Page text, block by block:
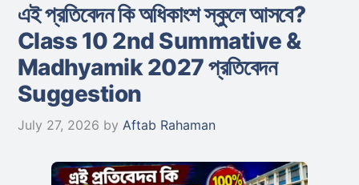
এই প্রতিবেদন কি অধিকাংশ স্কুলে আসবে?
Class 10 2nd Summative &
Madhyamik 2027 প্রতিবেদন
Suggestion
July 27, 2026 by Aftab Rahaman